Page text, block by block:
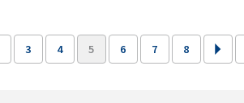
3 4 5 6 7 8